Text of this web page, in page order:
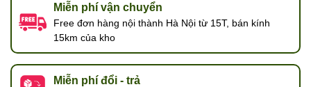
Miễn phí vận chuyển
Free đơn hàng nội thành Hà Nội từ 15T, bán kính
15km của kho
Miễn phí đổi - trả